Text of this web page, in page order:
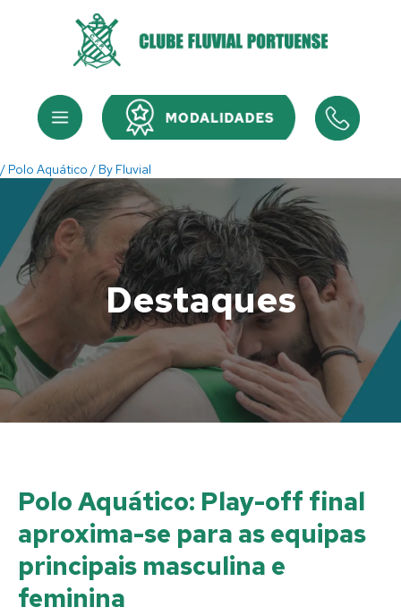
Menu Menu
/ Polo Aquático / By Fluvial
Destaques
Polo Aquático: Play-off final
aproxima-se para as equipas
principais masculina e
feminina